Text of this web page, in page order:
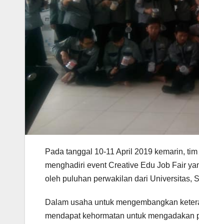
Pada tanggal 10-11 April 2019 kemarin,
menghadiri event Creative Edu Job Fair
oleh puluhan perwakilan dari Universitas,
Dalam usaha untuk mengembangkan
mendapat kehormatan untuk